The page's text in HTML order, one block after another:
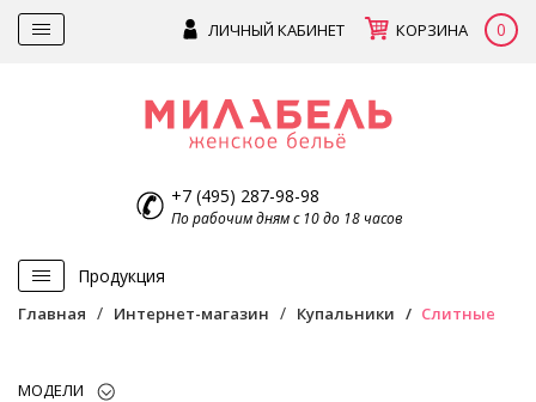
ЛИЧНЫЙ КАБИНЕТ КОРЗИНА 0
+7 (495) 287-98-98
По рабочим дням с 10 до 18 часов
Продукция
Главная Интернет-магазин Купальники Слитные
МОДЕЛИ